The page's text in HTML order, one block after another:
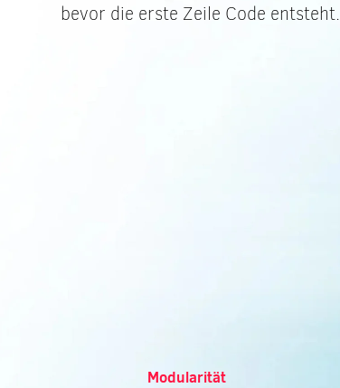
bevor die erste Zeile Code entsteht.
Modularität